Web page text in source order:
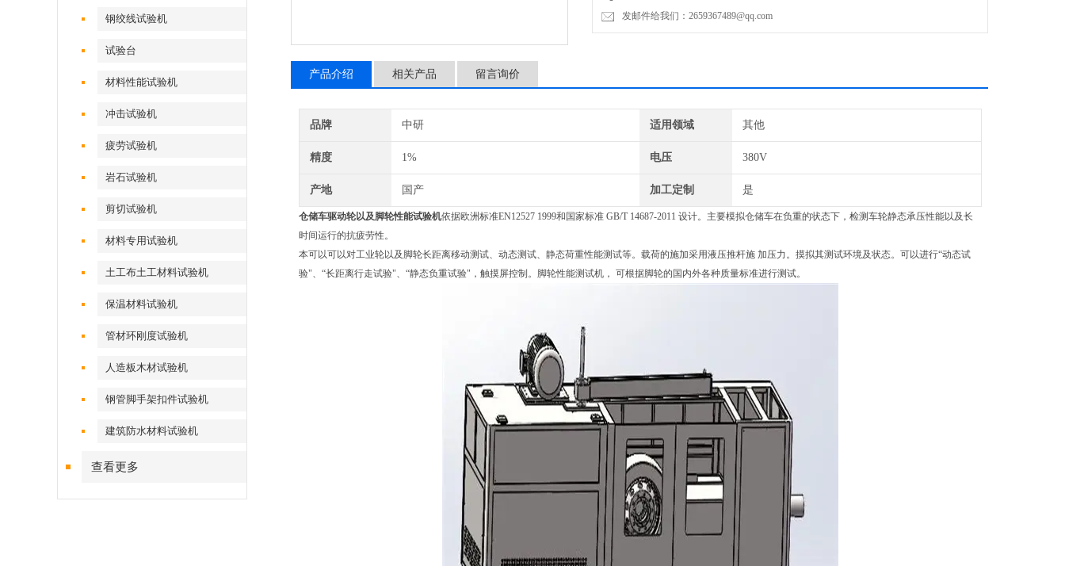
钢绞线试验机
试验台
材料性能试验机
冲击试验机
疲劳试验机
岩石试验机
剪切试验机
材料专用试验机
土工布土工材料试验机
保温材料试验机
管材环刚度试验机
人造板木材试验机
钢管脚手架扣件试验机
建筑防水材料试验机
查看更多
发邮件给我们：2659367489@qq.com
产品介绍 相关产品 留言询价
品牌 中研 适用领域 其他
精度 1% 电压 380V
产地 国产 加工定制 是
仓储车驱动轮以及脚轮性能试验机依据欧洲标准EN12527 1999和国家标准 GB/T 14687-2011 设计。主要模拟仓储车在负重的状态下，检测车轮静态承压性能以及长
时间运行的抗疲劳性。
本可以可以对工业轮以及脚轮长距离移动测试、动态测试、静态荷重性能测试等。载荷的施加采用液压推杆施 加压力。摸拟其测试环境及状态。可以进行“动态试
验"、“长距离行走试验"、“静态负重试验"，触摸屏控制。脚轮性能测试机， 可根据脚轮的国内外各种质量标准进行测试。